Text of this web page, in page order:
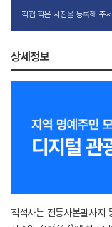
직접 찍은 사진을 등록해 주세
상세정보
적석사는 전등사본말사지